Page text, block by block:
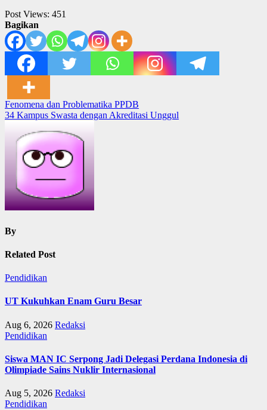
Post Views: 451
Bagikan
Post
navigation
Fenomena dan Problematika PPDB
34 Kampus Swasta dengan Akreditasi Unggul
By
Related Post
Pendidikan
UT Kukuhkan Enam Guru Besar
Aug 6, 2026 Redaksi
Pendidikan
Siswa MAN IC Serpong Jadi Delegasi Perdana Indonesia di
Olimpiade Sains Nuklir Internasional
Aug 5, 2026 Redaksi
Pendidikan